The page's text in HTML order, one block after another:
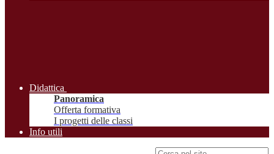
Didattica
Panoramica
Offerta formativa
I progetti delle classi
Info utili